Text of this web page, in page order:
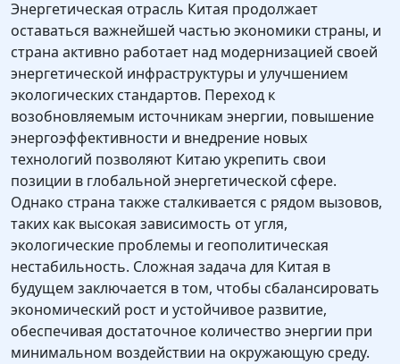
Энергетическая отрасль Китая продолжает
оставаться важнейшей частью экономики страны, и
страна активно работает над модернизацией своей
энергетической инфраструктуры и улучшением
экологических стандартов. Переход к
возобновляемым источникам энергии, повышение
энергоэффективности и внедрение новых
технологий позволяют Китаю укрепить свои
позиции в глобальной энергетической сфере.
Однако страна также сталкивается с рядом вызовов,
таких как высокая зависимость от угля,
экологические проблемы и геополитическая
нестабильность. Сложная задача для Китая в
будущем заключается в том, чтобы сбалансировать
экономический рост и устойчивое развитие,
обеспечивая достаточное количество энергии при
минимальном воздействии на окружающую среду.